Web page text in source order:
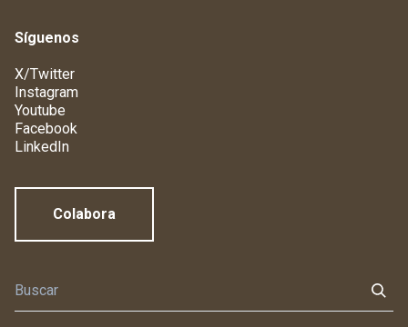
Síguenos
X/Twitter
Instagram
Youtube
Facebook
LinkedIn
Colabora